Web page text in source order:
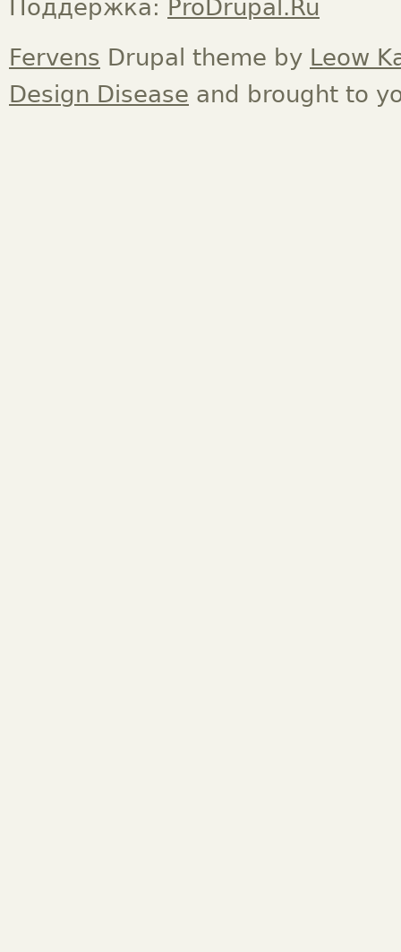
Поддержка: ProDrupal.Ru
Fervens Drupal theme by Leow
Design Disease and brought to